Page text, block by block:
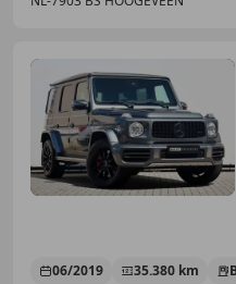
06/2019 35.380 km